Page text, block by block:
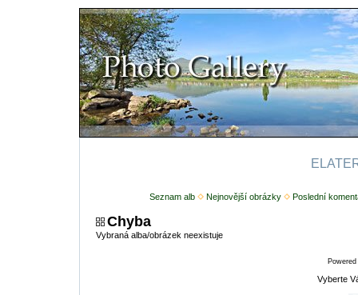
Seznam alb Nejnovější obrázky Poslední
Chyba
Vybraná alba/obrázek neexistuje
Vyberte